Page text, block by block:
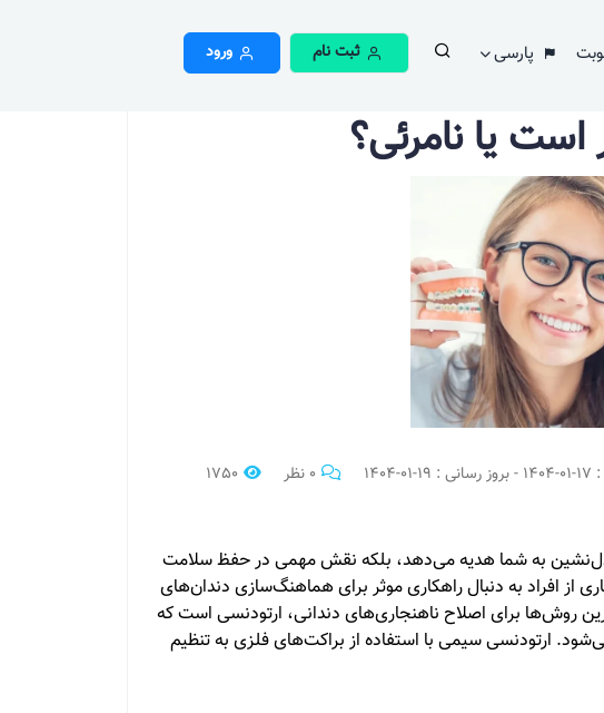
پارسی ثبت نام ورود
یا نامرئی؟
0 نظر 1750
دل‌نشین به شما هدیه می‌دهد، بلکه نقش مهمی در حفظ سلامت
از افراد به دنبال راهکاری موثر برای هماهنگ‌سازی دندان‌های
روش‌ها برای اصلاح ناهنجاری‌های دندانی، ارتودنسی است که
ارتودنسی سیمی با استفاده از براکت‌های فلزی به تنظیم